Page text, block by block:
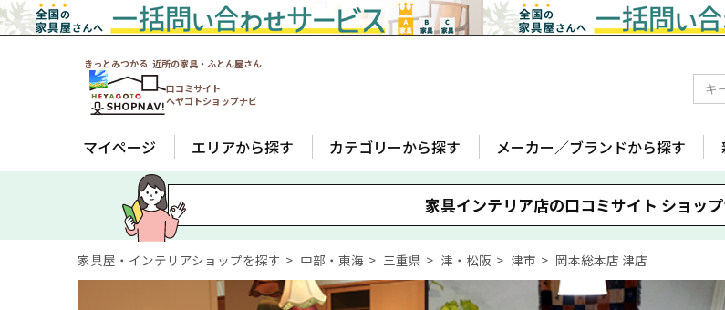
きっとみつかる 近所の家具・ふとん屋さん
口コミサイト
ヘヤゴトショップナビ
マイページ エリアから探す カテゴリーから探す メーカー／ブランドから探す
家具インテリア店の口コミサイト ショッ
家具屋・インテリアショップを探す 中部・東海 三重県 津・松阪 津市 岡本総本店 津店